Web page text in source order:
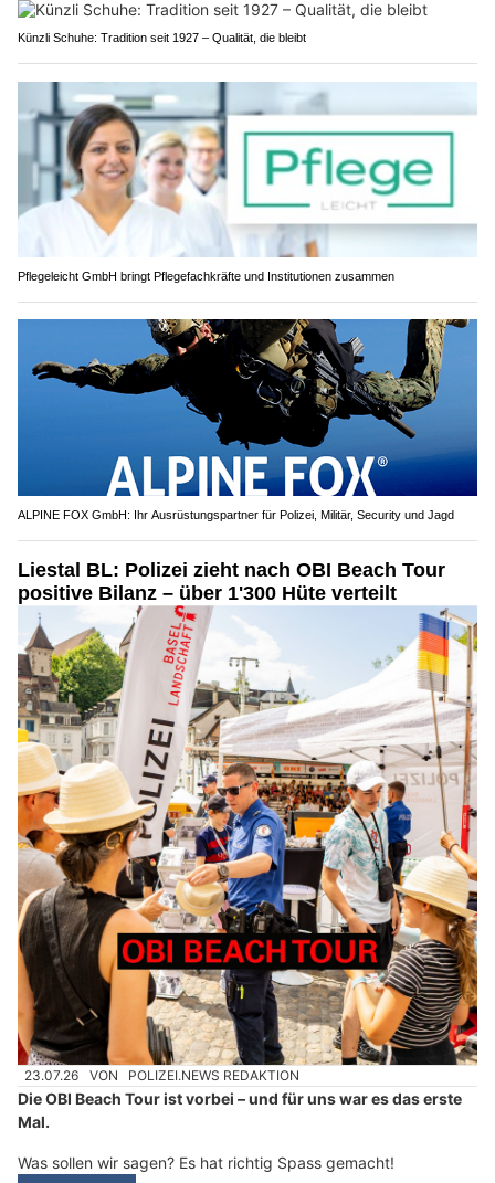
Künzli Schuhe: Tradition seit 1927 – Qualität, die bleibt
Pflegeleicht GmbH bringt Pflegefachkräfte und Institutionen zusammen
ALPINE FOX GmbH: Ihr Ausrüstungspartner für Polizei, Militär, Security und Jagd
Liestal BL: Polizei zieht nach OBI Beach Tour
positive Bilanz – über 1'300 Hüte verteilt
23.07.26 VON POLIZEI.NEWS REDAKTION
Die OBI Beach Tour ist vorbei – und für uns war es das erste
Mal.
Was sollen wir sagen? Es hat richtig Spass gemacht!